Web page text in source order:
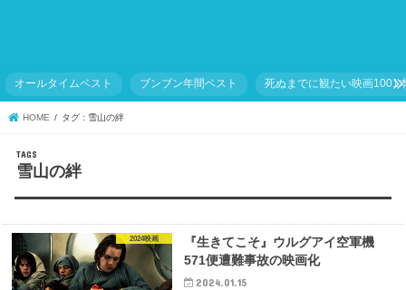
オールタイムベスト ブンブン年間ベスト 死ぬまでに観たい映画1001
HOME タグ : 雪山の絆
雪山の絆
2024映画
『生きてこそ』ウルグアイ空軍機
571便遭難事故の映画化
2024.01.15